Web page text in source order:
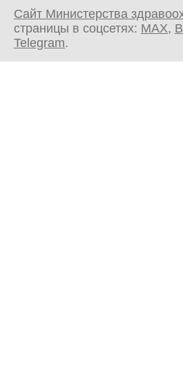
Сайт Министерства
страницы в соцсетях: MAX,
Telegram.